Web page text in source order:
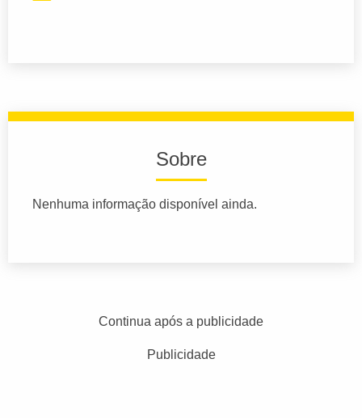
Sobre
Nenhuma informação disponível ainda.
Continua após a publicidade
Publicidade